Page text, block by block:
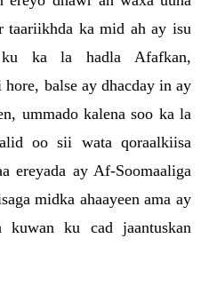
taariikhda ka mid ah ay isu
ku ka la hadla Afafkan,
balse ay dhacday in ay
ummado kalena soo ka la
oo sii wata qoraalkiisa
ereyada ay Af-Soomaaliga
midka ahaayeen ama ay
kuwan ku cad jaantuskan